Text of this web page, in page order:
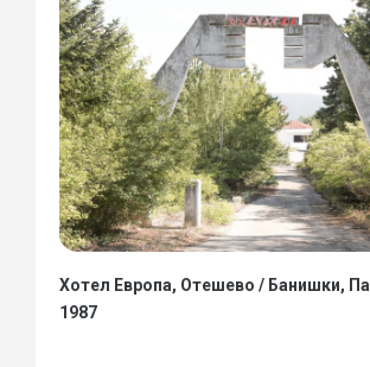
Хотел Европа, Отешево / Банишки,
1987